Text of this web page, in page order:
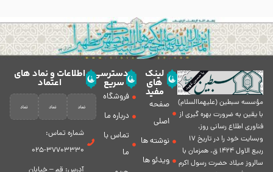
مؤسسه سبطين (عليهماالسلام)
با يقين به ضرورت بهره گیرى از
فناورى اطلاع رسانى روز،
وبسایت خود را در تاريخ 17
ربيع الاول 1424 ق. همزمان با
سالروز ميلاد حضرت رسول اكرم
لینک
های
مفید
صفحه
اصلی
نوشته ها
ویدئو ها
دسترسی
سریع
فروشگاه
درباره ما
تماس با
ما
اطلاعات و نماد های
اعتماد
شماره تماس:
37703330-025